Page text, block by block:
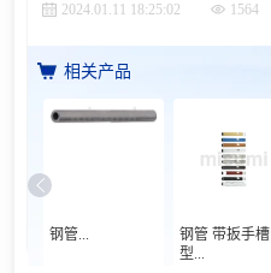
2024.01.11 18:25:02
1564
相关产品
钢管...
钢管 带扳手槽
型...